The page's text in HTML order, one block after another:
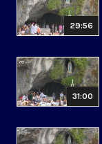
29:56
31:00